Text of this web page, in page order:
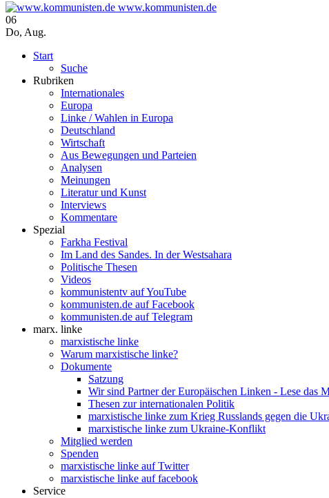
www.kommunisten.de
06
Do, Aug.
Start
Suche
Rubriken
Internationales
Europa
Linke / Wahlen in Europa
Deutschland
Wirtschaft
Aus Bewegungen und Parteien
Analysen
Meinungen
Literatur und Kunst
Interviews
Kommentare
Spezial
Farkha Festival
Im Land des Sandes. In der Westsahara
Politische Thesen
Videos
kommunistentv auf YouTube
kommunisten.de auf Facebook
kommunisten.de auf Telegram
marx. linke
marxistische linke
Warum marxistische linke?
Dokumente
Satzung
Wir sind Partner der Europäischen Linken - Lese das
Thesen zur internationalen Politik
marxistische linke zum Krieg Russlands gegen die
marxistische linke zum Ukraine-Konflikt
Mitglied werden
Spenden
marxistische linke auf Twitter
marxistische linke auf facebook
Service